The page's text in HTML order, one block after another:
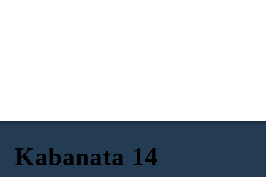
Kabanata 14